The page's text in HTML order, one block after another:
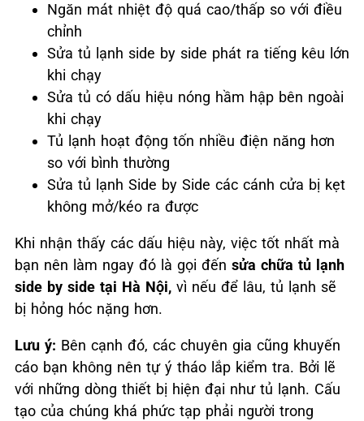
Ngăn mát nhiệt độ quá cao/thấp so với điều
chỉnh
Sửa tủ lạnh side by side phát ra tiếng kêu lớn
khi chạy
Sửa tủ có dấu hiệu nóng hầm hập bên ngoài
khi chạy
Tủ lạnh hoạt động tốn nhiều điện năng hơn
so với bình thường
Sửa tủ lạnh Side by Side các cánh cửa bị kẹt
không mở/kéo ra được
Khi nhận thấy các dấu hiệu này, việc tốt nhất mà
bạn nên làm ngay đó là gọi đến sửa chữa tủ lạnh
side by side tại Hà Nội, vì nếu để lâu, tủ lạnh sẽ
bị hỏng hóc nặng hơn.
Lưu ý: Bên cạnh đó, các chuyên gia cũng khuyến
cáo bạn không nên tự ý tháo lắp kiểm tra. Bởi lẽ
với những dòng thiết bị hiện đại như tủ lạnh. Cấu
tạo của chúng khá phức tạp phải người trong